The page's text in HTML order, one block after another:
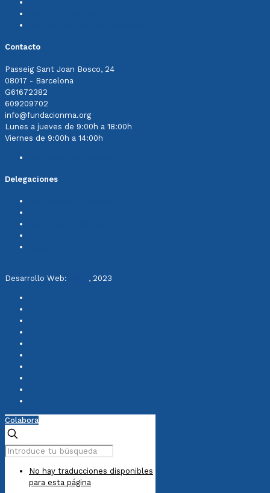
Contacto
Passeig Sant Joan Bosco, 24
08017 - Barcelona
G61672382
609209702
info@fundacionma.org
Lunes a jueves de 9:00h a 18:00h
Viernes de 9:00h a 14:00h
Delegaciones
Desarrollo Web: , 2023
Colabora
No hay traducciones disponibles
para esta página